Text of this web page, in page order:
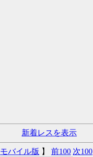
新着レスを表示
モバイル版 】 前100 次100